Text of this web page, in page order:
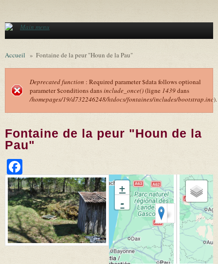
Main menu
Accueil » Fontaine de la peur "Houn de la Pau"
Message d'erreur
Deprecated function : Required parameter $data follows optional
parameter $conditions dansinclude_once()(ligne 1439dans
/homepages/19/d732246248/htdocs/fontaines/includes/bootstrap.inc).
Fontaine de la peur "Houn de la
Pau"
+
-